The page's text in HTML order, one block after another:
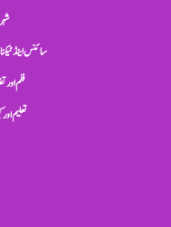
سائنس اینڈ
فلم اور
تعلیم